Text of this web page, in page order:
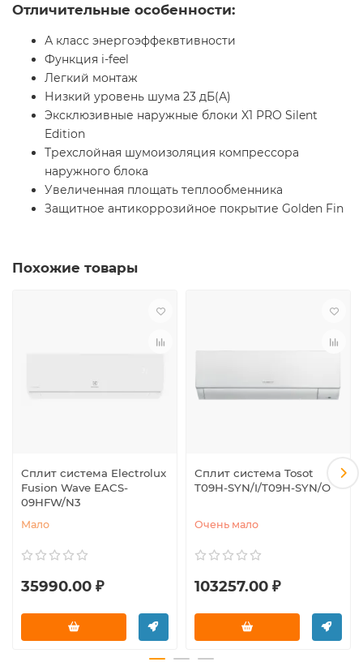
Отличительные особенности:
А класс энергоэффеквтивности
Функция i-feel
Легкий монтаж
Низкий уровень шума 23 дБ(А)
Эксклюзивные наружные блоки X1 PRO Silent
Edition
Трехслойная шумоизоляция компрессора
наружного блока
Увеличенная площать теплообменника
Защитное антикоррозийное покрытие Golden Fin
Похожие товары
Сплит система Electrolux
Fusion Wave EACS-
09HFW/N3
Мало
35990.00 ₽
Сплит система Tosot
T09H-SYN/I/T09H-SYN/O
Очень мало
103257.00 ₽